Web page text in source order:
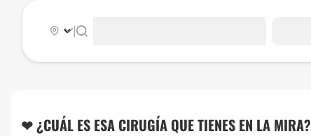
|
❤ ¿CUÁL ES ESA CIRUGÍA QUE TIENES EN LA MIRA?